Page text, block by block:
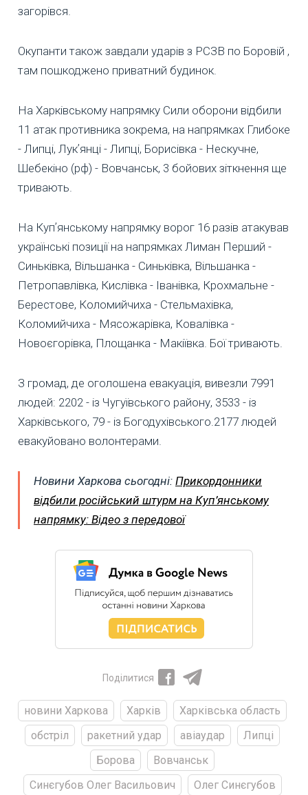
загорівся.
Окупанти також завдали ударів з РСЗВ по Боровій ,
там пошкоджено приватний будинок.
На Харківському напрямку Сили оборони відбили
11 атак противника зокрема, на напрямках Глибоке
- Липці, Лукʼянці - Липці, Борисівка - Нескучне,
Шебекіно (рф) - Вовчанськ, 3 бойових зіткнення ще
тривають.
На Купʼянському напрямку ворог 16 разів атакував
українські позиції на напрямках Лиман Перший -
Синьківка, Вільшанка - Синьківка, Вільшанка -
Петропавлівка, Кислівка - Іванівка, Крохмальне -
Берестове, Коломийчиха - Стельмахівка,
Коломийчиха - Мясожарівка, Ковалівка -
Новоєгорівка, Площанка - Макіївка. Бої тривають.
З громад, де оголошена евакуація, вивезли 7991
людей: 2202 - із Чугуївського району, 3533 - із
Харківського, 79 - із Богодухівського.2177 людей
евакуйовано волонтерами.
Новини Харкова сьогодні: Прикордонники
відбили російський штурм на Куп’янському
напрямку: Відео з передової
Поділитися
новини Харкова Харків
Харківська область
обстріл
ракетний удар авіаудар
Липці
Борова
Вовчанськ
Синєгубов Олег Васильович
Олег Синєгубов